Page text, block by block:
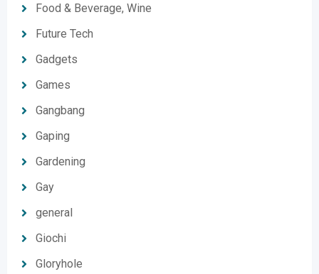
Food & Beverage, Wine
Future Tech
Gadgets
Games
Gangbang
Gaping
Gardening
Gay
general
Giochi
Gloryhole